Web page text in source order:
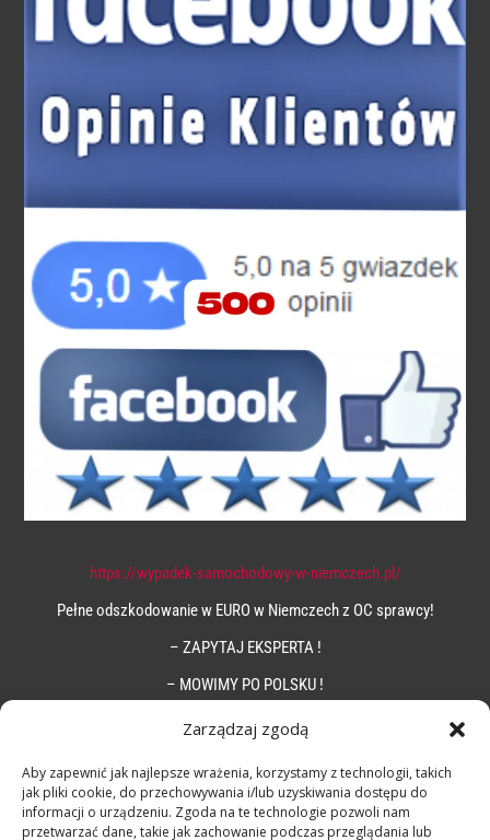
Zarządzaj zgodą
Aby zapewnić jak najlepsze wrażenia, korzystamy z technologii, takich
jak pliki cookie, do przechowywania i/lub uzyskiwania dostępu do
informacji o urządzeniu. Zgoda na te technologie pozwoli nam
przetwarzać dane, takie jak zachowanie podczas przeglądania lub
https://wypadek-samochodowy-w-niemczech.pl/
Pełne odszkodowanie w EURO w Niemczech z OC sprawcy!
– ZAPYTAJ EKSPERTA !
– MOWIMY PO POLSKU !